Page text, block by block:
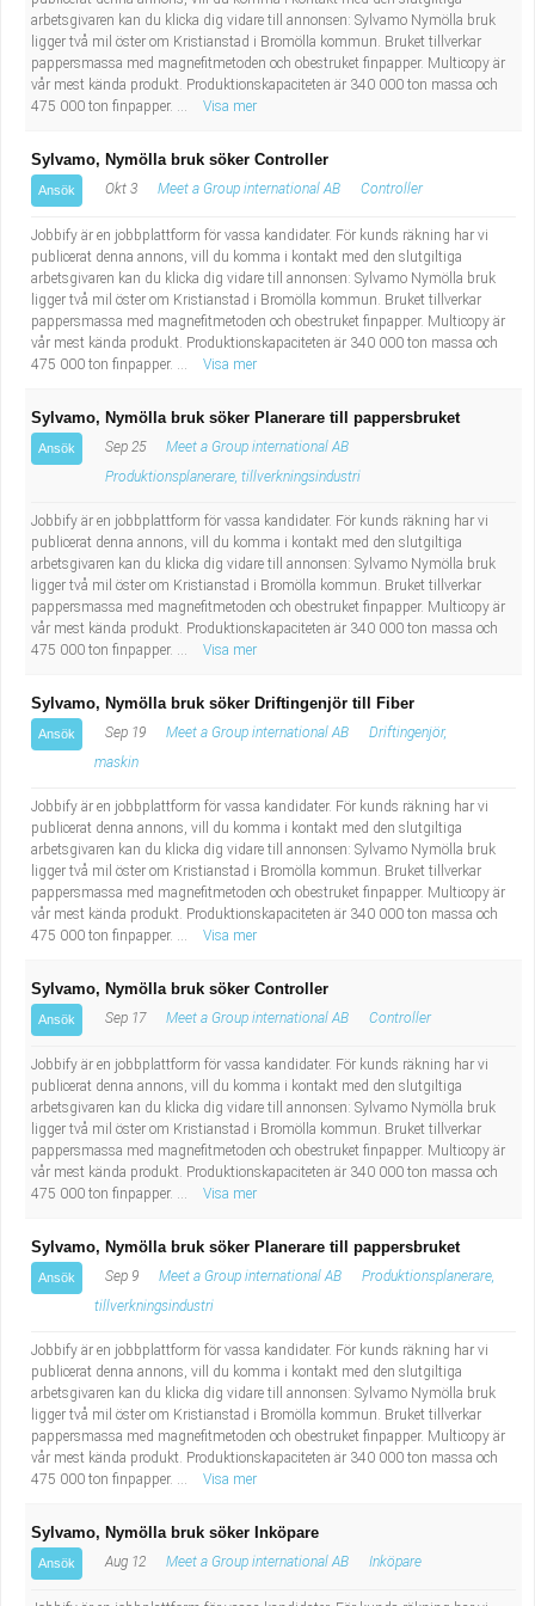
Industriell tillverkning
Installation, drift, underhåll
Kultur, media, design
Militärt arbete
Naturbruk
Naturvetenskapligt arbete
Pedagogiskt arbete
Sanering och renhållning
Socialt arbete
Säkerhetsarbete
Tekniskt arbete
Transport
Behandlingsassistent/Socialpedagog
Tandsköterska
Tidningsbud/Tidningsdistributör
Lärare i fritidshem/Fritidspedagog
Taxiförare/Taxichaufför
Läkarsekreterare/Vårdadmin/Medicinsk
sekreterare
Lastbilsförare m.fl.
Fastighetsskötare
Informatör/Kommunikatör
Brevbärare
Sjuksköterska, grundutbildad
Undersköterska, vård- o specialavd. o mottagning
Bibliotekarie
Lärare i gymnasiet
arbetsgivaren kan du klicka dig vidare till annonsen: Sylvamo Nymölla bruk
ligger två mil öster om Kristianstad i Bromölla kommun. Bruket tillverkar
pappersmassa med magnefitmetoden och obestruket finpapper. Multicopy är
vår mest kända produkt. Produktionskapaciteten är 340 000 ton massa och
475 000 ton finpapper. ...
Visa mer
Sylvamo, Nymölla bruk söker Controller
Ansök Okt 3 Meet a Group international AB Controller
Jobbify är en jobbplattform för vassa kandidater. För kunds räkning har vi
publicerat denna annons, vill du komma i kontakt med den slutgiltiga
arbetsgivaren kan du klicka dig vidare till annonsen: Sylvamo Nymölla bruk
ligger två mil öster om Kristianstad i Bromölla kommun. Bruket tillverkar
pappersmassa med magnefitmetoden och obestruket finpapper. Multicopy är
vår mest kända produkt. Produktionskapaciteten är 340 000 ton massa och
475 000 ton finpapper. ...
Visa mer
Sylvamo, Nymölla bruk söker Planerare till pappersbruket
Ansök Sep 25
Meet a Group international AB
Produktionsplanerare, tillverkningsindustri
Jobbify är en jobbplattform för vassa kandidater. För kunds räkning har vi
publicerat denna annons, vill du komma i kontakt med den slutgiltiga
arbetsgivaren kan du klicka dig vidare till annonsen: Sylvamo Nymölla bruk
ligger två mil öster om Kristianstad i Bromölla kommun. Bruket tillverkar
pappersmassa med magnefitmetoden och obestruket finpapper. Multicopy är
vår mest kända produkt. Produktionskapaciteten är 340 000 ton massa och
475 000 ton finpapper. ...
Visa mer
Sylvamo, Nymölla bruk söker Driftingenjör till Fiber
Ansök Sep 19 Meet a Group international AB
Driftingenjör,
maskin
Jobbify är en jobbplattform för vassa kandidater. För kunds räkning har vi
publicerat denna annons, vill du komma i kontakt med den slutgiltiga
arbetsgivaren kan du klicka dig vidare till annonsen: Sylvamo Nymölla bruk
ligger två mil öster om Kristianstad i Bromölla kommun. Bruket tillverkar
pappersmassa med magnefitmetoden och obestruket finpapper. Multicopy är
vår mest kända produkt. Produktionskapaciteten är 340 000 ton massa och
475 000 ton finpapper. ...
Visa mer
Sylvamo, Nymölla bruk söker Controller
Ansök Sep 17 Meet a Group international AB Controller
Jobbify är en jobbplattform för vassa kandidater. För kunds räkning har vi
publicerat denna annons, vill du komma i kontakt med den slutgiltiga
arbetsgivaren kan du klicka dig vidare till annonsen: Sylvamo Nymölla bruk
ligger två mil öster om Kristianstad i Bromölla kommun. Bruket tillverkar
pappersmassa med magnefitmetoden och obestruket finpapper. Multicopy är
vår mest kända produkt. Produktionskapaciteten är 340 000 ton massa och
475 000 ton finpapper. ...
Visa mer
Sylvamo, Nymölla bruk söker Planerare till pappersbruket
Ansök Sep 9 Meet a Group international AB
Produktionsplanerare,
tillverkningsindustri
Jobbify är en jobbplattform för vassa kandidater. För kunds räkning har vi
publicerat denna annons, vill du komma i kontakt med den slutgiltiga
arbetsgivaren kan du klicka dig vidare till annonsen: Sylvamo Nymölla bruk
ligger två mil öster om Kristianstad i Bromölla kommun. Bruket tillverkar
pappersmassa med magnefitmetoden och obestruket finpapper. Multicopy är
vår mest kända produkt. Produktionskapaciteten är 340 000 ton massa och
475 000 ton finpapper. ...
Visa mer
Sylvamo, Nymölla bruk söker Inköpare
Ansök Aug 12 Meet a Group international AB Inköpare